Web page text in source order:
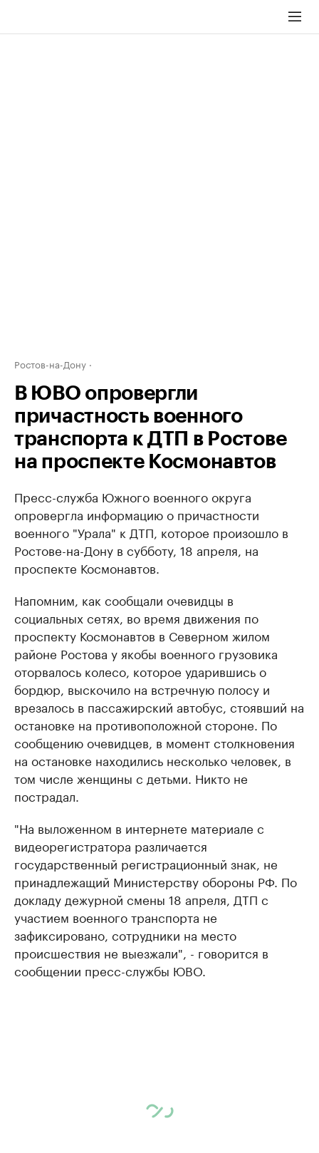
Ростов-на-Дону
В ЮВО опровергли
причастность военного
транспорта к ДТП в Ростове
на проспекте Космонавтов
Пресс-служба Южного военного округа
опровергла информацию о причастности
военного "Урала" к ДТП, которое произошло в
Ростове-на-Дону в субботу, 18 апреля, на
проспекте Космонавтов.
Напомним, как сообщали очевидцы в
социальных сетях, во время движения по
проспекту Космонавтов в Северном жилом
районе Ростова у якобы военного грузовика
оторвалось колесо, которое ударившись о
бордюр, выскочило на встречную полосу и
врезалось в пассажирский автобус, стоявший на
остановке на противоположной стороне. По
сообщению очевидцев, в момент столкновения
на остановке находились несколько человек, в
том числе женщины с детьми. Никто не
пострадал.
"На выложенном в интернете материале с
видеорегистратора различается
государственный регистрационный знак, не
принадлежащий Министерству обороны РФ. По
докладу дежурной смены 18 апреля, ДТП с
участием военного транспорта не
зафиксировано, сотрудники на место
происшествия не выезжали", - говорится в
сообщении пресс-службы ЮВО.